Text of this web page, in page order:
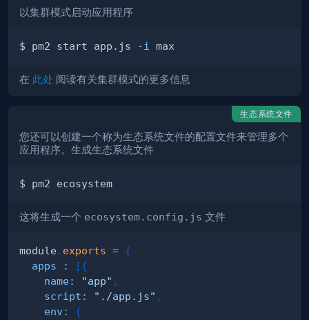
以集群模式启动应用程序
$ pm2 start app.js -i
在 此处 阅读有关集群模式的更多信息
生态系统文件
您还可以创建一个称为生态系统文件的配置文件来管理多个
应用程序。生成生态系统文件
这将生成一个 ecosystem.config.js 文件
module . exports = {
apps
: [{
name: "app" ,
script : "./app.js" ,
env :
{